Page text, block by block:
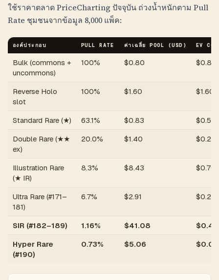
ใช้ราคาตลาด PriceCharting ปัจจุบัน ถ่วงน้ำหนักตาม Pull
Rate ชุมชนจากข้อมูล 8,000 แพ็ค:
องค์ประกอบ PULL RATE ค่าเฉลี่ย POOL (USD) EV
Bulk (commons +
uncommons)
100% $0.80 $0.80
Reverse Holo
slot
100% $1.60 $1.60
Standard Rare (★) 63.1% $0.83 $0.52
Double Rare (★★
ex)
20.0% $1.40 $0.28
Illustration Rare
(★ IR)
8.3% $8.43 $0.70
Ultra Rare (#171–
181)
6.7% $2.91 $0.20
SIR (#182–189) 1.16% $41.08 $0.48
Hyper Rare
(#190)
0.73% $5.06 $0.04